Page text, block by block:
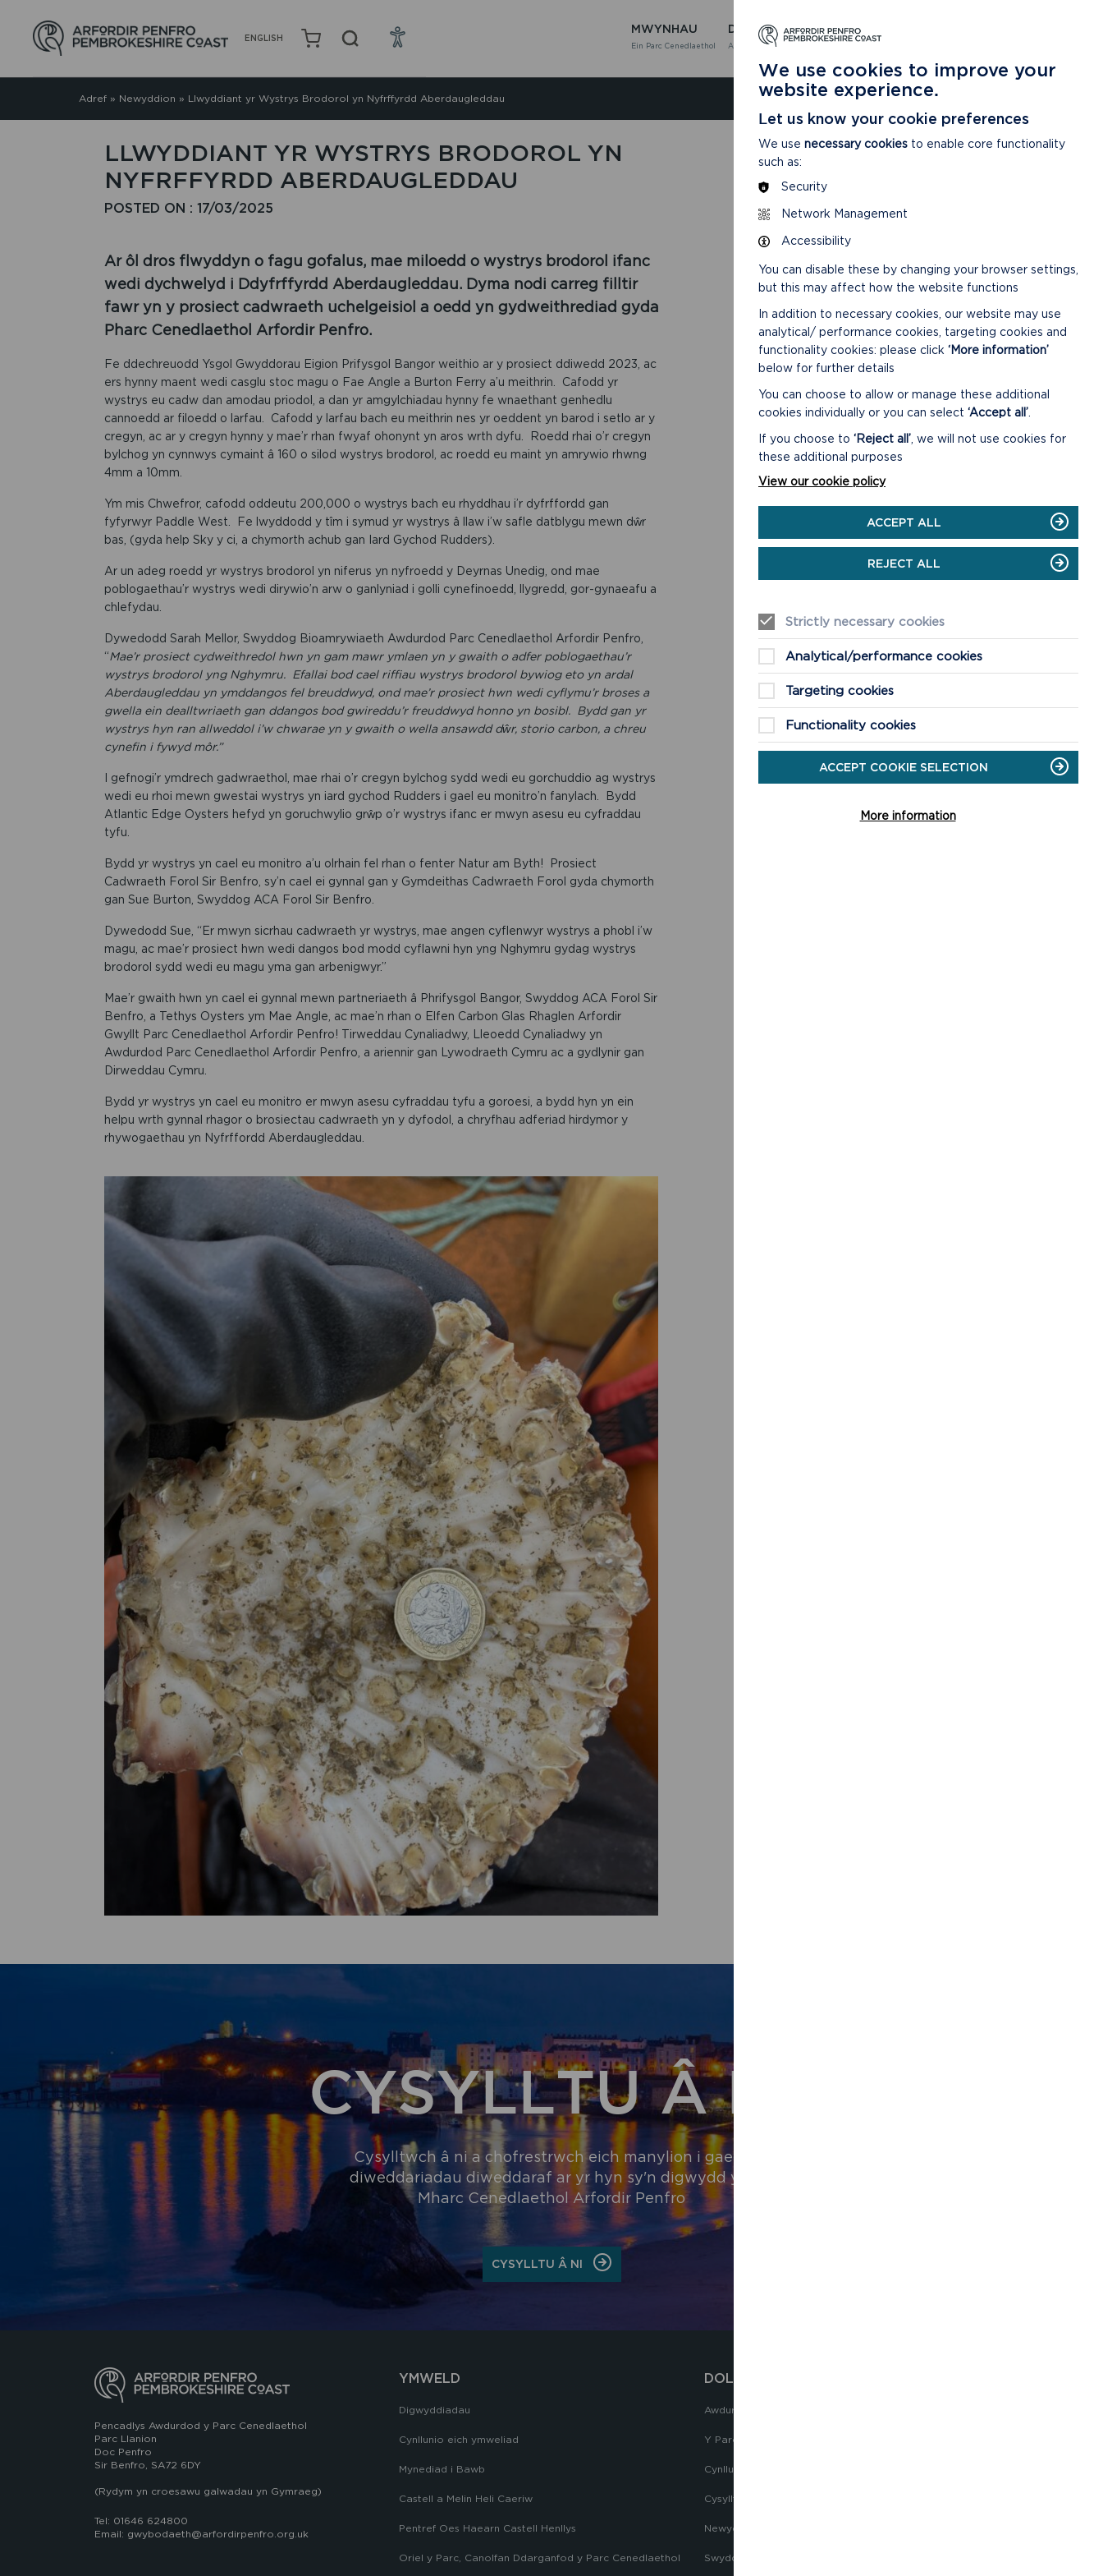
ENGLISH
MWYNHAU
Ein Parc Cenedlaethol
DYSGU
Am Ein Parc Cenedlaethol
GOFALU
Adref» Newyddion » Llwyddiant yr Wystrys Brodorol yn Nyfrffyrdd Aberdaugleddau
LLWYDDIANT YR WYSTRYS BRODOROL YN
NYFRFFYRDD ABERDAUGLEDDAU
POSTED ON : 17/03/2025
Ar ôl dros flwyddyn o fagu gofalus, mae miloedd o wystrys brodorol ifanc
wedi dychwelyd i Ddyfrffyrdd Aberdaugleddau. Dyma nodi carreg filltir
fawr yn y prosiect cadwraeth uchelgeisiol a oedd yn gydweithrediad gyda
Pharc Cenedlaethol Arfordir Penfro.
Fe ddechreuodd Ysgol Gwyddorau Eigion Prifysgol Bangor weithio ar y prosiect ddiwedd 2023, ac
ers hynny maent wedi casglu stoc magu o Fae Angle a Burton Ferry a’u meithrin. Cafodd yr
wystrys eu cadw dan amodau priodol, a dan yr amgylchiadau hynny fe wnaethant genhedlu
cannoedd ar filoedd o larfau. Cafodd y larfau bach eu meithrin nes yr oeddent yn barod i setlo ar y
cregyn, ac ar y cregyn hynny y mae’r rhan fwyaf ohonynt yn aros wrth dyfu. Roedd rhai o’r cregyn
bylchog yn cynnwys cymaint â 160 o silod wystrys brodorol, ac roedd eu maint yn amrywio rhwng
4mm a 10mm.
Ym mis Chwefror, cafodd oddeutu 200,000 o wystrys bach eu rhyddhau i’r dyfrffordd gan
fyfyrwyr Paddle West. Fe lwyddodd y tîm i symud yr wystrys â llaw i’w safle datblygu mewn dŵr
bas, (gyda help Sky y ci, a chymorth achub gan Iard Gychod Rudders).
Ar un adeg roedd yr wystrys brodorol yn niferus yn nyfroedd y Deyrnas Unedig, ond mae
poblogaethau’r wystrys wedi dirywio’n arw o ganlyniad i golli cynefinoedd, llygredd, gor-gynaeafu a
chlefydau.
Dywedodd Sarah Mellor, Swyddog Bioamrywiaeth Awdurdod Parc Cenedlaethol Arfordir Penfro,
“Mae’r prosiect cydweithredol hwn yn gam mawr ymlaen yn y gwaith o adfer poblogaethau’r
wystrys brodorol yng Nghymru. Efallai bod cael riffiau wystrys brodorol bywiog eto yn ardal
Aberdaugleddau yn ymddangos fel breuddwyd, ond mae’r prosiect hwn wedi cyflymu’r broses a
gwella ein dealltwriaeth gan ddangos bod gwireddu’r freuddwyd honno yn bosibl. Bydd gan yr
wystrys hyn ran allweddol i’w chwarae yn y gwaith o wella ansawdd dŵr, storio carbon, a chreu
cynefin i fywyd môr.”
I gefnogi’r ymdrech gadwraethol, mae rhai o’r cregyn bylchog sydd wedi eu gorchuddio ag wystrys
wedi eu rhoi mewn gwestai wystrys yn iard gychod Rudders i gael eu monitro’n fanylach. Bydd
Atlantic Edge Oysters hefyd yn goruchwylio grŵp o’r wystrys ifanc er mwyn asesu eu cyfraddau
tyfu.
Bydd yr wystrys yn cael eu monitro a’u olrhain fel rhan o fenter Natur am Byth! Prosiect
Cadwraeth Forol Sir Benfro, sy’n cael ei gynnal gan y Gymdeithas Cadwraeth Forol gyda chymorth
gan Sue Burton, Swyddog ACA Forol Sir Benfro.
Dywedodd Sue, “Er mwyn sicrhau cadwraeth yr wystrys, mae angen cyflenwyr wystrys a phobl i’w
magu, ac mae’r prosiect hwn wedi dangos bod modd cyflawni hyn yng Nghymru gydag wystrys
brodorol sydd wedi eu magu yma gan arbenigwyr.”
Mae’r gwaith hwn yn cael ei gynnal mewn partneriaeth â Phrifysgol Bangor, Swyddog ACA Forol Sir
Benfro, a Tethys Oysters ym Mae Angle, ac mae’n rhan o Elfen Carbon Glas Rhaglen Arfordir
Gwyllt Parc Cenedlaethol Arfordir Penfro! Tirweddau Cynaliadwy, Lleoedd Cynaliadwy yn
Awdurdod Parc Cenedlaethol Arfordir Penfro, a ariennir gan Lywodraeth Cymru ac a gydlynir gan
Dirweddau Cymru.
Bydd yr wystrys yn cael eu monitro er mwyn asesu cyfraddau tyfu a goroesi, a bydd hyn yn ein
helpu wrth gynnal rhagor o brosiectau cadwraeth yn y dyfodol, a chryfhau adferiad hirdymor y
rhywogaethau yn Nyfrffordd Aberdaugleddau.
CYSYLLTU Â NI
Cysylltwch â ni a chofrestrwch eich manylion i gael y
diweddariadau diweddaraf ar yr hyn sy'n digwydd ym
Mharc Cenedlaethol Arfordir Penfro
CYSYLLTU Â NION
Pencadlys Awdurdod y Parc Cenedlaethol
Parc Llanion
Doc Penfro
Sir Benfro, SA72 6DY
(Rydym yn croesawu galwadau yn Gymraeg)
Tel: 01646 624800
Email: gwybodaeth@arfordirpenfro.org.uk
YMWELD
Digwyddiadau
Cynllunio eich ymweliad
Mynediad i Bawb
Castell a Melin Heli Caeriw
Pentref Oes Haearn Castell Henllys
Oriel y Parc, Canolfan Ddarganfod y Parc Cenedlaethol
DOLENNI CYFLYM
Awdurdod y Parc Cenedlaethol
Y Parc Cenedlaethol
Cynllunio
Cysylltu â Ni
Newyddion
Swyddi
We use cookies to improve your
website experience.
Let us know your cookie preferences
We use necessary cookies to enable core functionality
such as:
Security
Network Management
Accessibility
You can disable these by changing your browser settings,
but this may affect how the website functions
In addition to necessary cookies, our website may use
analytical/ performance cookies, targeting cookies and
functionality cookies: please click ‘More information’
below for further details
You can choose to allow or manage these additional
cookies individually or you can select ‘Accept all’
If you choose to ‘Reject all’ , we will not use cookies for
these additional purposes
View our cookie policy
ACCEPT ALL
REJECT ALL
Strictly necessary cookies
Analytical/performance cookies
Targeting cookies
Functionality cookies
ACCEPT COOKIE SELECTION
More information